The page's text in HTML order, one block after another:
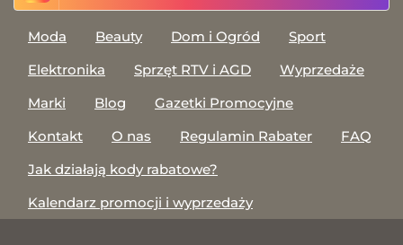
Moda Beauty Dom i Ogród
Sport
Elektronika
Sprzęt RTV i AGD
Wyprzedaże
Marki
Blog
Gazetki Promocyjne
Kontakt
O nas Regulamin Rabater
FAQ
Jak działają kody rabatowe?
Kalendarz promocji i wyprzedaży